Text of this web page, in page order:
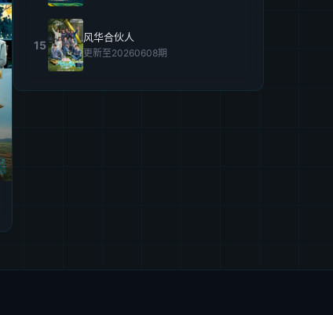
15
风华合伙人
更新至20260608期